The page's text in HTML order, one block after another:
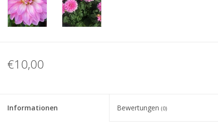
€10,00
Informationen Bewertungen (0)